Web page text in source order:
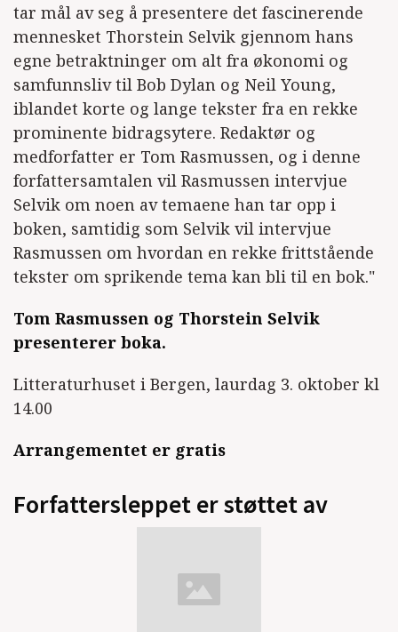
tar mål av seg å presentere det fascinerende
mennesket Thorstein Selvik gjennom hans
egne betraktninger om alt fra økonomi og
samfunnsliv til Bob Dylan og Neil Young,
iblandet korte og lange tekster fra en rekke
prominente bidragsytere. Redaktør og
medforfatter er Tom Rasmussen, og i denne
forfattersamtalen vil Rasmussen intervjue
Selvik om noen av temaene han tar opp i
boken, samtidig som Selvik vil intervjue
Rasmussen om hvordan en rekke frittstående
tekster om sprikende tema kan bli til en bok."
Tom Rasmussen og Thorstein Selvik
presenterer boka.
Litteraturhuset i Bergen, laurdag 3. oktober kl
14.00
Arrangementet er gratis
Forfattersleppet er støttet av